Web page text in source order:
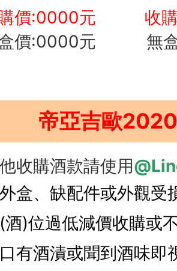
價:0000元
價:0000元
收
無
帝亞吉歐
收購酒款請使用
盒、缺配件或外觀受
酒)位過低減價收購或
有酒漬或聞到酒味即